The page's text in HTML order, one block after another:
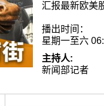
汇报最新欧美
播出时间：
星期一至六
主持人:
新闻部记者